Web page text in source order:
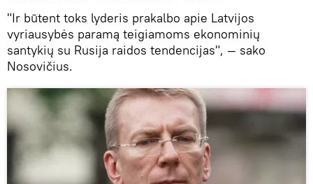
"Ir būtent toks lyderis prakalbo apie Latvijos
vyriausybės paramą teigiamoms ekonominių
santykių su Rusija raidos tendencijas", — sako
Nosovičius.